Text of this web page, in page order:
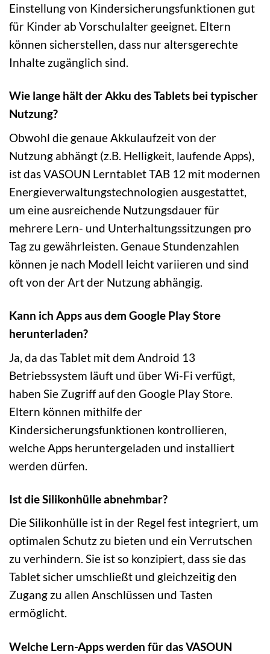
Einstellung von Kindersicherungsfunktionen gut
für Kinder ab Vorschulalter geeignet. Eltern
können sicherstellen, dass nur altersgerechte
Inhalte zugänglich sind.
Wie lange hält der Akku des Tablets bei typischer
Nutzung?
Obwohl die genaue Akkulaufzeit von der
Nutzung abhängt (z.B. Helligkeit, laufende Apps),
ist das VASOUN Lerntablet TAB 12 mit modernen
Energieverwaltungstechnologien ausgestattet,
um eine ausreichende Nutzungsdauer für
mehrere Lern- und Unterhaltungssitzungen pro
Tag zu gewährleisten. Genaue Stundenzahlen
können je nach Modell leicht variieren und sind
oft von der Art der Nutzung abhängig.
Kann ich Apps aus dem Google Play Store
herunterladen?
Ja, da das Tablet mit dem Android 13
Betriebssystem läuft und über Wi-Fi verfügt,
haben Sie Zugriff auf den Google Play Store.
Eltern können mithilfe der
Kindersicherungsfunktionen kontrollieren,
welche Apps heruntergeladen und installiert
werden dürfen.
Ist die Silikonhülle abnehmbar?
Die Silikonhülle ist in der Regel fest integriert, um
optimalen Schutz zu bieten und ein Verrutschen
zu verhindern. Sie ist so konzipiert, dass sie das
Tablet sicher umschließt und gleichzeitig den
Zugang zu allen Anschlüssen und Tasten
ermöglicht.
Welche Lern-Apps werden für das VASOUN